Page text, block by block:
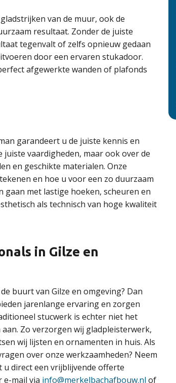
van de muur, ook de
resultaat. Zonder de juiste
tegenvalt of zelfs opnieuw gedaan
door een ervaren stukadoor.
afgewerkte wanden of plafonds
garandeert u de juiste kennis en
juiste vaardigheden, maar ook over de
en geschikte materialen. Onze
en hoe u voor een zo duurzaam
met lastige hoeken, scheuren en
als technisch van hoge kwaliteit
in Gilze en
buurt van Gilze en omgeving? Dan
jarenlange ervaring en zorgen
stucwerk is echter niet het
Zo verzorgen wij gladpleisterwerk,
wij lijsten en ornamenten in huis. Als
over onze werkzaamheden? Neem
u direct een vrijblijvende offerte
e-mail via info@merkelbachafbouw.nl of